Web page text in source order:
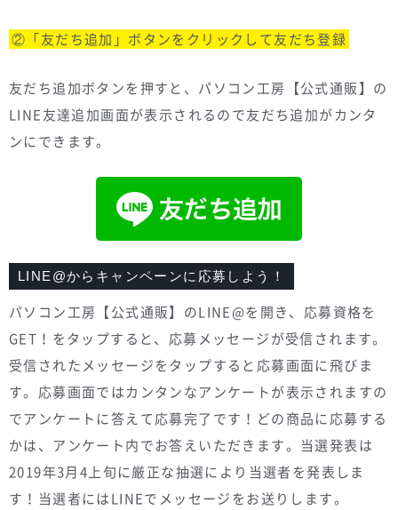
②「友だち追加」ボタンをクリックして友だち登録
友だち追加ボタンを押すと、パソコン工房【公式通販】の
LINE友達追加画面が表示されるので友だち追加がカンタ
ンにできます。
LINE@からキャンペーンに応募しよう！
パソコン工房【公式通販】のLINE@を開き、応募資格を
GET！をタップすると、応募メッセージが受信されます。
受信されたメッセージをタップすると応募画面に飛びま
す。応募画面ではカンタンなアンケートが表示されますの
でアンケートに答えて応募完了です！どの商品に応募する
かは、アンケート内でお答えいただきます。当選発表は
2019年3月4上旬に厳正な抽選により当選者を発表しま
す！当選者にはLINEでメッセージをお送りします。